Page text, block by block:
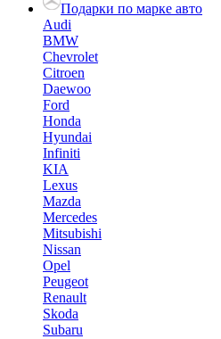
Подарки по марке авто
Audi
BMW
Chevrolet
Citroen
Daewoo
Ford
Honda
Hyundai
Infiniti
KIA
Lexus
Mazda
Mercedes
Mitsubishi
Nissan
Opel
Peugeot
Renault
Skoda
Subaru